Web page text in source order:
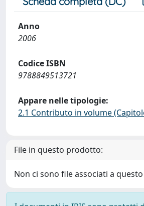
Anno
2006
Codice ISBN
9788849513721
Appare nelle tipologie:
2.1 Contributo in volume
File in questo prodotto:
Non ci sono file associati a